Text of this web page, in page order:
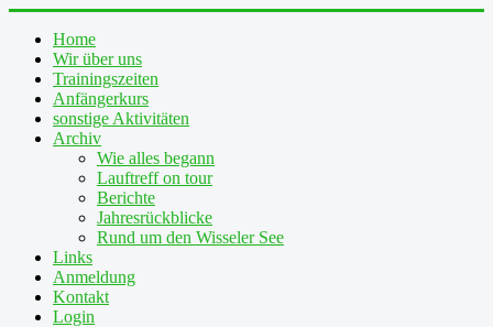
Home
Wir über uns
Trainingszeiten
Anfängerkurs
sonstige Aktivitäten
Archiv
Wie alles begann
Lauftreff on tour
Berichte
Jahresrückblicke
Rund um den Wisseler See
Links
Anmeldung
Kontakt
Login